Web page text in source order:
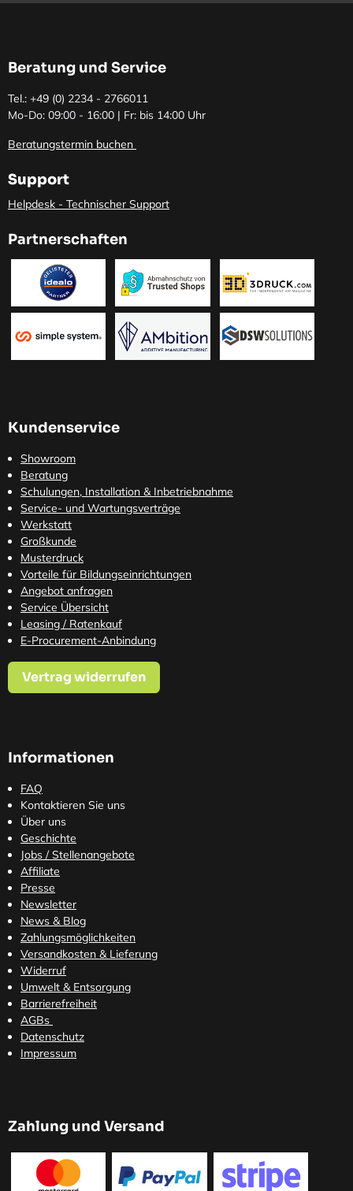
Beratung und Service
Tel.: +49 (0) 2234 - 2766011
Mo-Do: 09:00 - 16:00 | Fr: bis 14:00 Uhr
Beratungstermin buchen
Support
Helpdesk - Technischer Support
Partnerschaften
Kundenservice
Showroom
Beratung
Schulungen, Installation & Inbetriebnahme
Service- und Wartungsverträge
Werkstatt
Großkunde
Musterdruck
Vorteile für Bildungseinrichtungen
Angebot anfragen
Service Übersicht
Leasing / Ratenkauf
E-Procurement-Anbindung
Vertrag widerrufen
Informationen
FAQ
Kontaktieren Sie uns
Über uns
Geschichte
Jobs / Stellenangebote
Affiliate
Presse
Newsletter
News & Blog
Zahlungsmöglichkeiten
Versandkosten & Lieferung
Widerruf
Umwelt & Entsorgung
Barrierefreiheit
AGBs
Datenschutz
Impressum
Zahlung und Versand